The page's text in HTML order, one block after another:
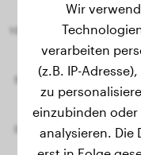
Wir
verarbeiten
(z.B. IP-
zu
einzubinden oder
analysieren. Die